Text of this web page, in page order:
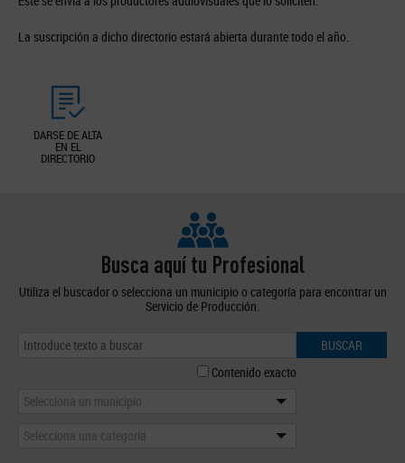
La suscripción a dicho directorio estará abierta durante todo el año.
DARSE DE ALTA
EN EL
DIRECTORIO
Busca aquí tu Profesional
Utiliza el buscador o selecciona un municipio o categoría para encontrar un
Servicio de Producción.
BUSCAR
Contenido exacto
Selecciona un municipio
Selecciona una categoría